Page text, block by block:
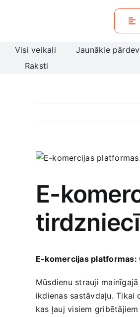
Visi veikali Jaunākie
Raksti
View
Image
E-
E-komercijas
Mūsdienu strauji
ikdienas sastāvdaļu. Tikai
kas ļauj visiem